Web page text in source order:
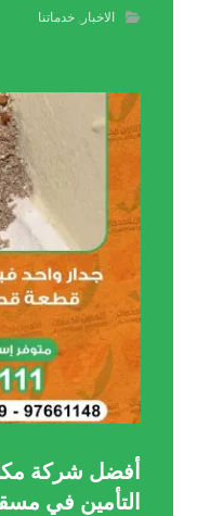
الاخبار ,خدماتنا
أفضل شركة
التأمين في